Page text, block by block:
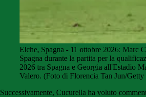
Elche, Spagna - 11 ottobre 2026: Marc
Spagna durante la partita per la
2026 tra Spagna e Georgia all'Estadio
Valero. (Foto di Florencia Tan Jun/Getty
Successivamente, Cucurella ha voluto